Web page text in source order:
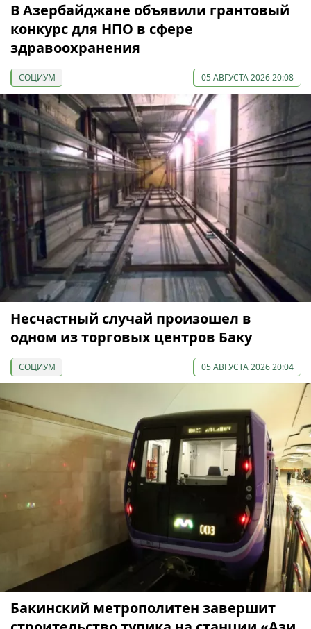
В Азербайджане объявили грантовый
конкурс для НПО в сфере
здравоохранения
СОЦИУМ 05 АВГУСТА 2026 20:08
Несчастный случай произошел в
одном из торговых центров Баку
СОЦИУМ 05 АВГУСТА 2026 20:04
Бакинский метрополитен завершит